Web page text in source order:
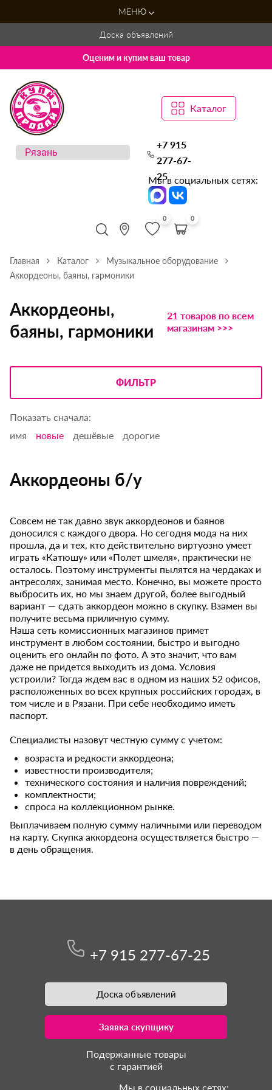
МЕНЮ
Доска объявлений
Оценим и купим ваш товар
Каталог
+7 915
277-67-
25
Мы в социальных сетях:
0 0
Главная Каталог
Музыкальное оборудование
Аккордеоны, баяны, гармоники
Аккордеоны,
баяны, гармоники
21 товаров по всем
магазинам >>>
ФИЛЬТР
Показать сначала:
имя
новые дешёвые дорогие
Аккордеоны б/у
Совсем не так давно звук аккордеонов и баянов
доносился с каждого двора. Но сегодня мода на них
прошла, да и тех, кто действительно виртуозно умеет
играть «Катюшу» или «Полет шмеля», практически не
осталось. Поэтому инструменты пылятся на чердаках и
антресолях, занимая место. Конечно, вы можете просто
выбросить их, но мы знаем другой, более выгодный
вариант — сдать аккордеон можно в скупку. Взамен вы
получите весьма приличную сумму.
Наша сеть комиссионных магазинов примет
инструмент в любом состоянии, быстро и выгодно
оценить его онлайн по фото. А это значит, что вам
даже не придется выходить из дома. Условия
устроили? Тогда ждем вас в одном из наших 52 офисов,
расположенных во всех крупных российских городах, в
том числе и в Рязани. При себе необходимо иметь
паспорт.
Специалисты назовут честную сумму с учетом:
возраста и редкости аккордеона;
известности производителя;
технического состояния и наличия повреждений;
комплектности;
спроса на коллекционном рынке.
Выплачиваем полную сумму наличными или переводом
на карту. Скупка аккордеона осуществляется быстро —
в день обращения.
+7 915 277-67-25
Доска объявлений
Заявка скупщику
Подержанные товары
с гарантией
Мы в социальных сетях: